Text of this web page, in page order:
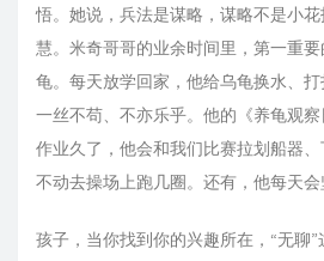
悟。她说，兵法是谋略，谋略不是小
慧。米奇哥哥的业余时间里，第一重
龟。每天放学回家，他给乌龟换水、打
一丝不苟、不亦乐乎。他的《养龟观
作业久了，他会和我们比赛拉划船器
不动去操场上跑几圈。还有，他每天会
孩子，当你找到你的兴趣所在，“无聊